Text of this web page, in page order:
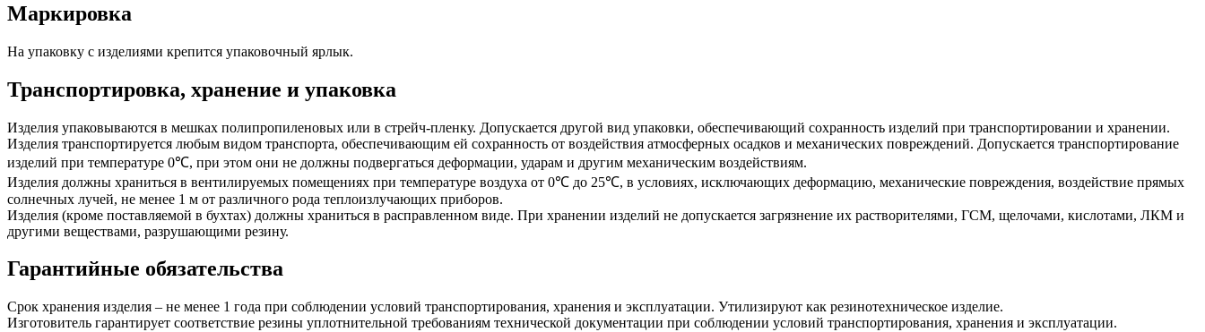
Маркировка
На упаковку с изделиями крепится упаковочный ярлык.
Транспортировка, хранение и упаковка
Изделия упаковываются в мешках полипропиленовых или в стрейч-пленку. Допускается другой вид упаковки, обеспечивающий сохранность изделий при транспортировании и хранении.
Изделия транспортируется любым видом транспорта, обеспечивающим ей сохранность от воздействия атмосферных осадков и механических повреждений. Допускается транспортирование
изделий при температуре 0℃, при этом они не должны подвергаться деформации, ударам и другим механическим воздействиям.
Изделия должны храниться в вентилируемых помещениях при температуре воздуха от 0℃ до 25℃, в условиях, исключающих деформацию, механические повреждения, воздействие прямых
солнечных лучей, не менее 1 м от различного рода теплоизлучающих приборов.
Изделия (кроме поставляемой в бухтах) должны храниться в расправленном виде. При хранении изделий не допускается загрязнение их растворителями, ГСМ, щелочами, кислотами, ЛКМ и
другими веществами, разрушающими резину.
Гарантийные обязательства
Срок хранения изделия – не менее 1 года при соблюдении условий транспортирования, хранения и эксплуатации. Утилизируют как резинотехническое изделие.
Изготовитель гарантирует соответствие резины уплотнительной требованиям технической документации при соблюдении условий транспортирования, хранения и эксплуатации.